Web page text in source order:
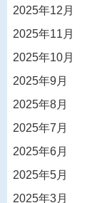
2025年12月
2025年11月
2025年10月
2025年9月
2025年8月
2025年7月
2025年6月
2025年5月
2025年3月